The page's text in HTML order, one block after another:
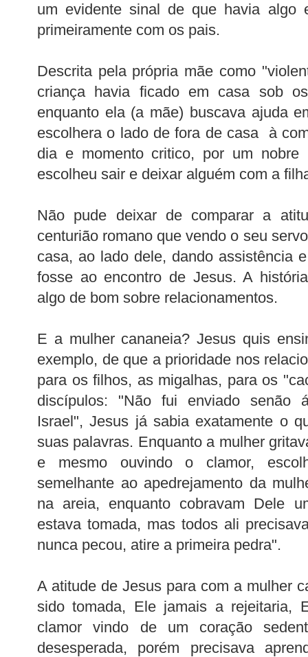
um evidente sinal de que havia algo
primeiramente com os pais.
Descrita pela própria mãe como
criança havia ficado em casa sob
enquanto ela (a mãe) buscava ajuda
escolhera o lado de fora de casa à
dia e momento critico, por um
escolheu sair e deixar alguém com a
Não pude deixar de comparar a
centurião romano que vendo o seu
casa, ao lado dele, dando assistência
fosse ao encontro de Jesus. A
algo de bom sobre relacionamentos.
E a mulher cananeia? Jesus quis
exemplo, de que a prioridade nos
para os filhos, as migalhas, para os
discípulos: "Não fui enviado senão
Israel", Jesus já sabia exatamente o
suas palavras. Enquanto a mulher
e mesmo ouvindo o clamor,
semelhante ao apedrejamento da
na areia, enquanto cobravam Dele
estava tomada, mas todos ali
nunca pecou, atire a primeira pedra".
A atitude de Jesus para com a mulher
sido tomada, Ele jamais a rejeitaria,
clamor vindo de um coração
desesperada, porém precisava